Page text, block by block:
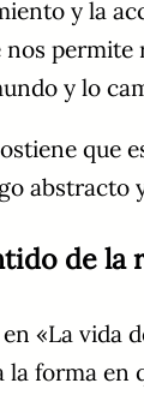
y la
y lo
que
abstracto
de la
«La vida
la forma en